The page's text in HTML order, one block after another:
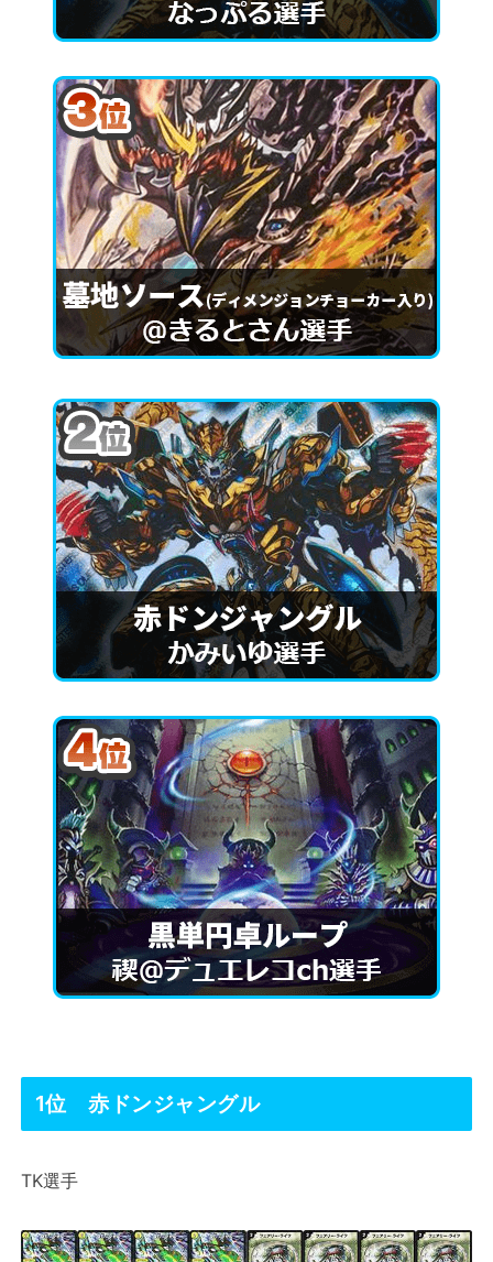
1位 赤ドンジャングル
TK選手